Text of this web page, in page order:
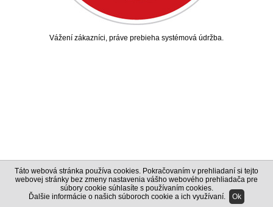
Vážení zákazníci, práve prebieha systémová údržba.
Táto webová stránka používa cookies. Pokračovaním v prehliadaní si tejto
webovej stránky bez zmeny nastavenia vášho webového prehliadača pre
súbory cookie súhlasíte s používaním cookies.
Ďalšie informácie o našich súboroch cookie a ich využívaní. Ok